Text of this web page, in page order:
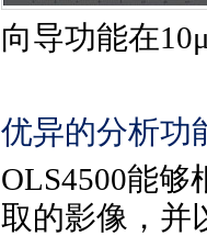
向导功能在
优异的分析功
OLS4500能够
取的影像，并